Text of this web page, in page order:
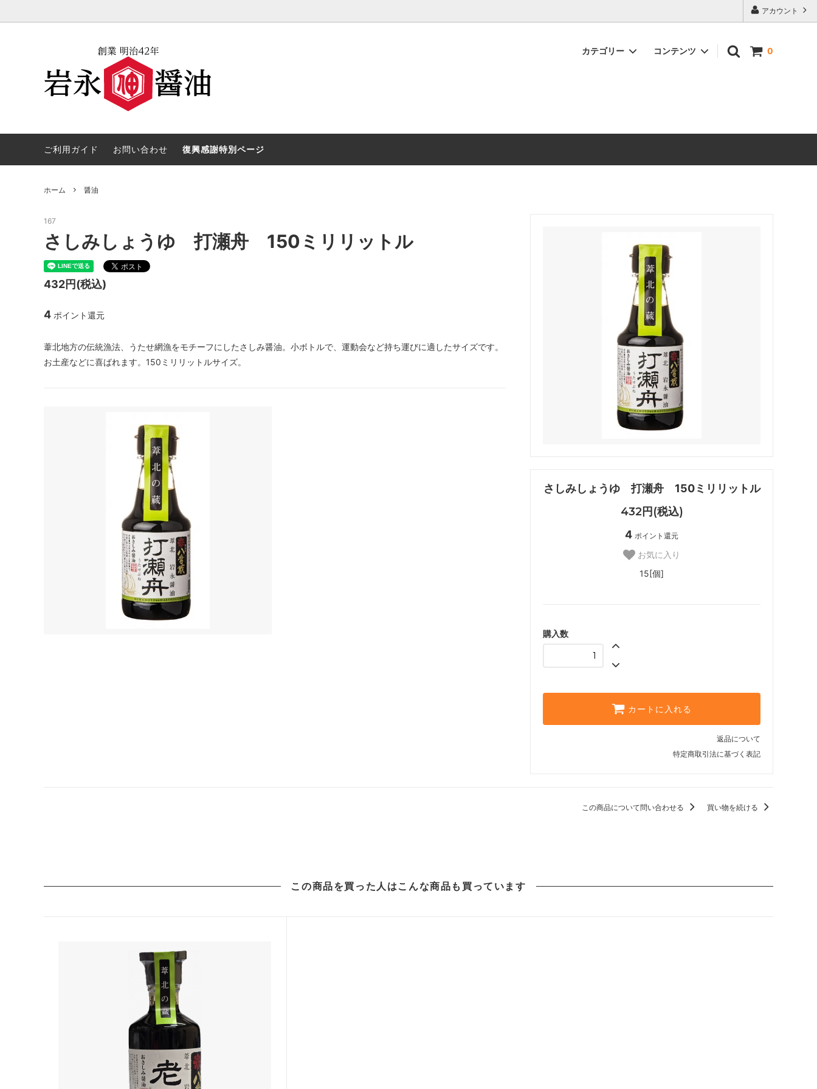
アカウント
0
カテゴリー
醤油
コンテンツ
よくある質問
ご利用ガイド お問い合わせ 復興感謝特別ページ
ホーム 醤油
さしみしょうゆ 打瀬舟 150ミリリットル
432円(税込)
4 ポイント還元
お気に入り
15[個]
購入数
カートに入れる
返品について
特定商取引法に基づく表記
167
さしみしょうゆ 打瀬舟 150ミリリットル
432円(税込)
4 ポイント還元
葦北地方の伝統漁法、うたせ網漁をモチーフにしたさしみ醤油。小ボトルで、運動会など持ち運びに適したサイズです。
お土産などに喜ばれます。150ミリリットルサイズ。
この商品について問い合わせる 買い物を続ける
この商品を買った人はこんな商品も買っています